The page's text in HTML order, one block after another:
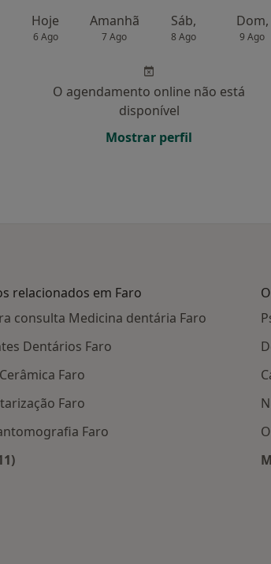
Hoje
6 Ago
Amanhã
7 Ago
Sáb,
8 Ago
Dom,
9 Ago
O agendamento online não está
disponível
Mostrar perfil
relacionados em Faro
consulta Medicina dentária Faro
Dentários Faro
Faro
Faro
Faro